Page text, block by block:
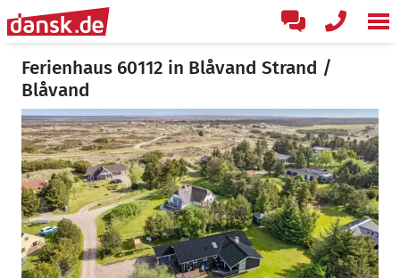
Ferienhaus 60112 in Blåvand Strand /
Blåvand